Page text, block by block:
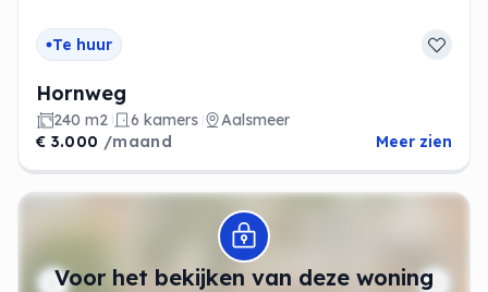
Te huur
Hornweg
240 m2 6 kamers
Aalsmeer
€ 3.000 /maand Meer zien
Voor het bekijken van deze woning
Modal openen